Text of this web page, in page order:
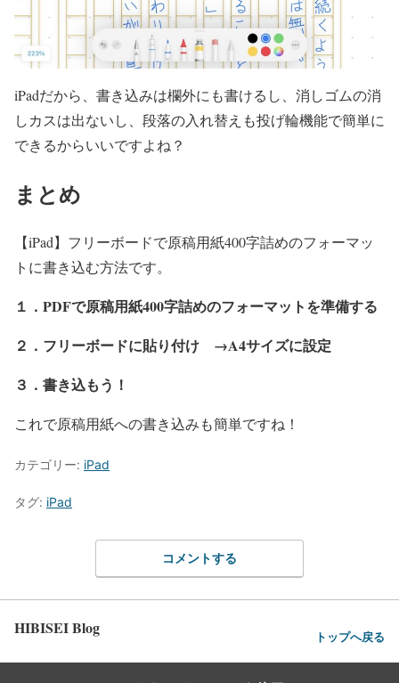
iPadだから、書き込みは欄外にも書けるし、消しゴムの消
しカスは出ないし、段落の入れ替えも投げ輪機能で簡単に
できるからいいですよね？
まとめ
【iPad】フリーボードで原稿用紙400字詰めのフォーマッ
トに書き込む方法です。
１．PDFで原稿用紙400字詰めのフォーマットを準備する
２．フリーボードに貼り付け →A4サイズに設定
３．書き込もう！
これで原稿用紙への書き込みも簡単ですね！
カテゴリー: iPad
タグ: iPad
コメントする
HIBISEI Blog トップへ戻る